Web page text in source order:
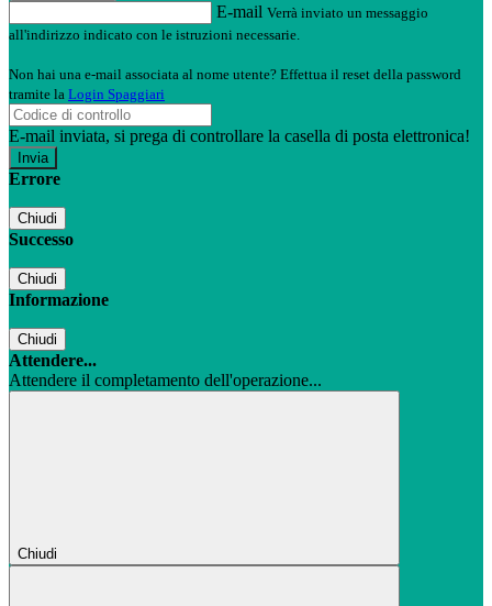
E-mail Verrà inviato un messaggio
all'indirizzo indicato con le istruzioni necessarie.
Non hai una e-mail associata al nome utente? Effettua il reset della password
tramite la Login Spaggiari
E-mail inviata, si prega di controllare la casella di posta elettronica!
Errore
Chiudi
Successo
Chiudi
Informazione
Chiudi
Attendere...
Attendere il completamento dell'operazione...
Chiudi